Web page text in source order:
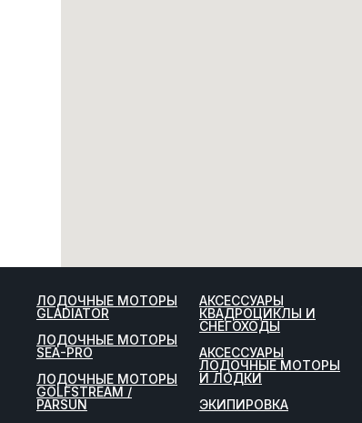
ЛОДОЧНЫЕ МОТОРЫ
GLADIATOR
ЛОДОЧНЫЕ МОТОРЫ
SEA-PRO
ЛОДОЧНЫЕ МОТОРЫ
GOLFSTREAM /
PARSUN
АКСЕССУАРЫ
КВАДРОЦИКЛЫ И
СНЕГОХОДЫ
АКСЕССУАРЫ
ЛОДОЧНЫЕ МОТОРЫ
И ЛОДКИ
ЭКИПИРОВКА